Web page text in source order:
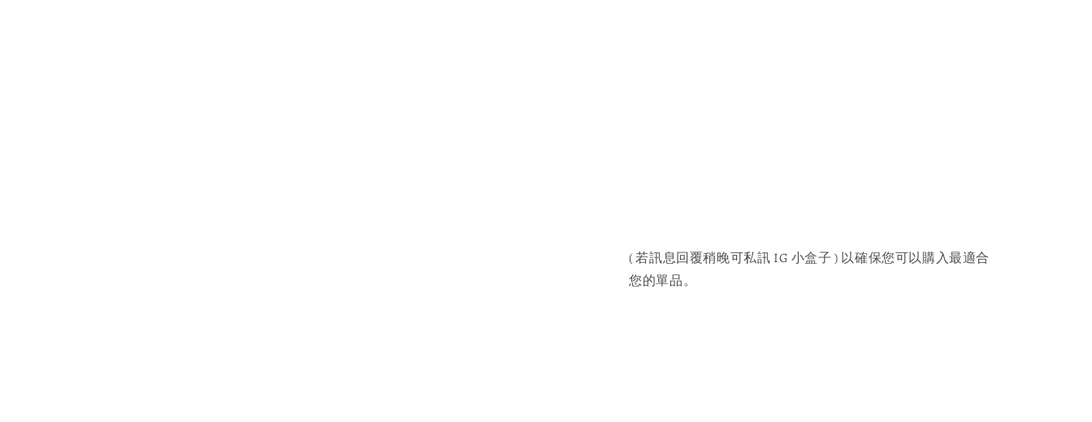
( 若訊息回覆稍晚可私訊 IG 小盒子 ) 以確保您可以購入最適合
您的單品。